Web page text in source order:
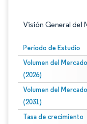
Visión General del
Período de Estudio
Volumen del Mercado
(2026)
Volumen del Mercado
(2031)
Tasa de crecimiento